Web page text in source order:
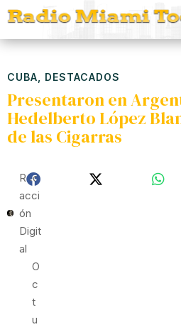
CUBA DESTACADOS
Presentaron en
Hedelberto López
de las Cigarras
Red
Acci
Ón
Digit
Al
O
C
T
U